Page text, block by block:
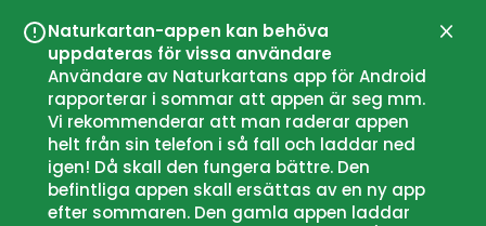
Naturkartan-appen kan behöva
uppdateras för vissa användare
Användare av Naturkartans app för Android
rapporterar i sommar att appen är seg mm.
Vi rekommenderar att man raderar appen
helt från sin telefon i så fall och laddar ned
igen! Då skall den fungera bättre. Den
befintliga appen skall ersättas av en ny app
efter sommaren. Den gamla appen laddar
Close